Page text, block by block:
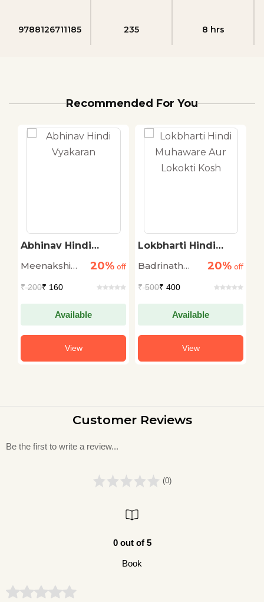
9788126711185 235 8 hrs
Recommended For You
Abhinav Hindi
Meenakshi
20% off
₹200₹ 160
Available
View
Lokbharti Hindi
Lokokti Kosh
Badrinath
20% off
₹500₹ 400
Available
View
Customer Reviews
Be the first to write a review...
(0)
0 out of 5
Book